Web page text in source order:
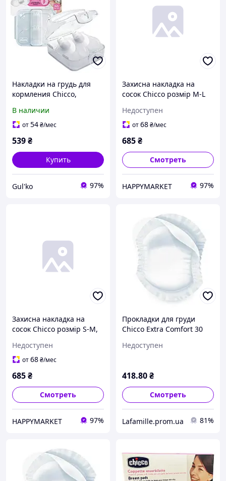
Накладки на грудь для
кормления Chicco,
В наличии
от54₴/мес
539₴
Купить
Gul'ko 97%
Захисна накладка на
сосок Chicco розмір M-L
(09034.00)
Недоступен
от68₴/мес
685₴
Смотреть
HAPPYMARKET 97%
Захисна накладка на
сосок Chicco розмір S-M,
(09033.00)
Недоступен
от68₴/мес
685₴
Смотреть
HAPPYMARKET 97%
Прокладки для груди
Chicco Extra Comfort 30
Недоступен
418.80₴
Смотреть
Lafamille.prom.ua 81%